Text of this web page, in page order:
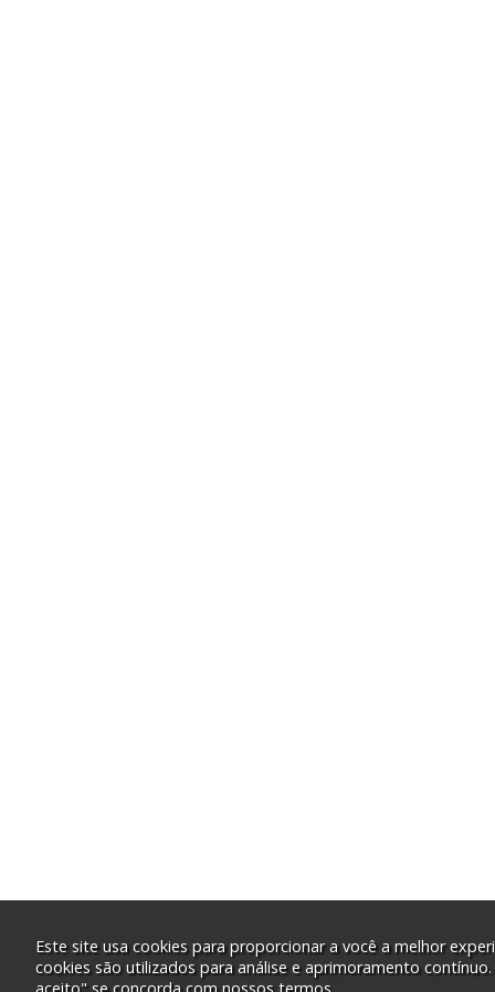
Este site usa cookies para proporcionar a você a melhor
cookies são utilizados para análise e aprimoramento